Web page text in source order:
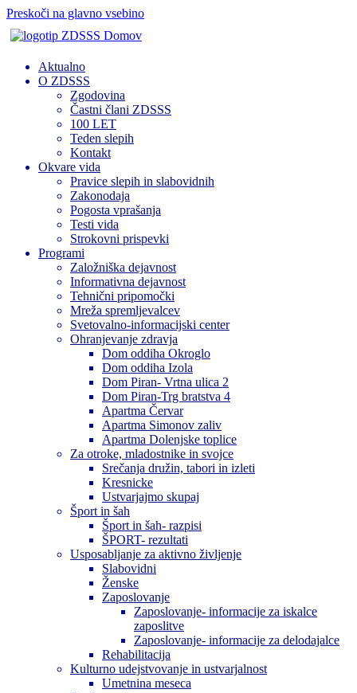
Preskoči na glavno vsebino
Domov
Aktualno
O ZDSSS
Zgodovina
Častni člani ZDSSS
100 LET
Teden slepih
Kontakt
Okvare vida
Pravice slepih in slabovidnih
Zakonodaja
Pogosta vprašanja
Testi vida
Strokovni prispevki
Programi
Založniška dejavnost
Informativna dejavnost
Tehnični pripomočki
Mreža spremljevalcev
Svetovalno-informacijski center
Ohranjevanje zdravja
Dom oddiha Okroglo
Dom oddiha Izola
Dom Piran- Vrtna ulica 2
Dom Piran-Trg bratstva 4
Apartma Červar
Apartma Simonov zaliv
Apartma Dolenjske toplice
Za otroke, mladostnike in svojce
Srečanja družin, tabori in izleti
Kresnicke
Ustvarjajmo skupaj
Šport in šah
Šport in šah- razpisi
ŠPORT- rezultati
Usposabljanje za aktivno življenje
Slabovidni
Ženske
Zaposlovanje
Zaposlovanje- informacije za iskalce
zaposlitve
Zaposlovanje- informacije za delodajalce
Rehabilitacija
Kulturno udejstvovanje in ustvarjalnost
Umetnina meseca